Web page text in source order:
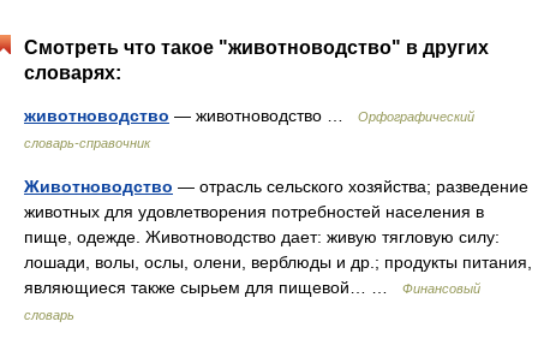
Смотреть что такое "животноводство" в других
словарях:
животноводство — животноводство …
Орфографический
словарь-справочник
Животноводство — отрасль сельского хозяйства; разведение
животных для удовлетворения потребностей населения в
пище, одежде. Животноводство дает: живую тягловую силу:
лошади, волы, ослы, олени, верблюды и др.; продукты питания,
являющиеся также сырьем для пищевой… …
Финансовый
словарь